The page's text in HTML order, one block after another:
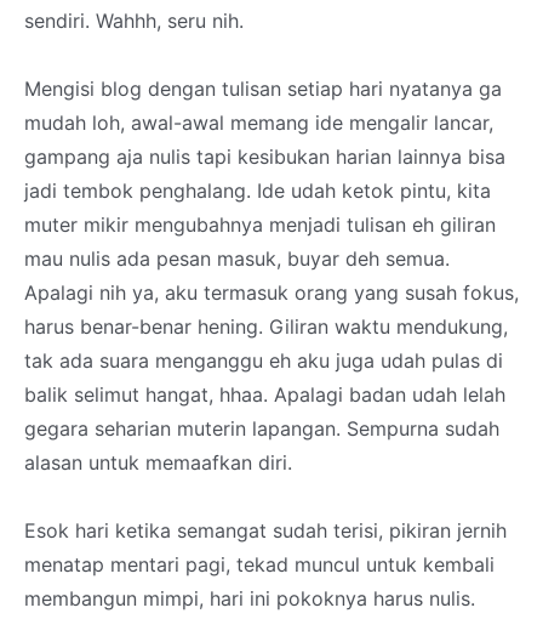
sendiri. Wahhh, seru nih.
Mengisi blog dengan tulisan setiap hari nyatanya ga
mudah loh, awal-awal memang ide mengalir lancar,
gampang aja nulis tapi kesibukan harian lainnya bisa
jadi tembok penghalang. Ide udah ketok pintu, kita
muter mikir mengubahnya menjadi tulisan eh giliran
mau nulis ada pesan masuk, buyar deh semua.
Apalagi nih ya, aku termasuk orang yang susah fokus,
harus benar-benar hening. Giliran waktu mendukung,
tak ada suara menganggu eh aku juga udah pulas di
balik selimut hangat, hhaa. Apalagi badan udah lelah
gegara seharian muterin lapangan. Sempurna sudah
alasan untuk memaafkan diri.
Esok hari ketika semangat sudah terisi, pikiran jernih
menatap mentari pagi, tekad muncul untuk kembali
membangun mimpi, hari ini pokoknya harus nulis.